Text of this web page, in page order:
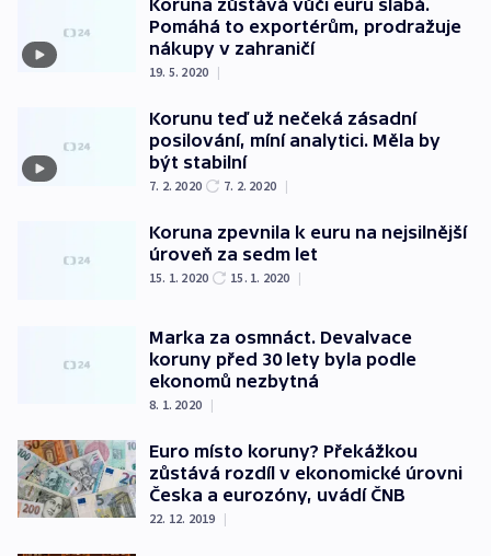
Koruna zůstává vůči euru slabá.
Pomáhá to exportérům, prodražuje
nákupy v zahraničí
19. 5. 2020 |
Korunu teď už nečeká zásadní
posilování, míní analytici. Měla by
být stabilní
7. 2. 2020 7. 2. 2020 |
Koruna zpevnila k euru na nejsilnější
úroveň za sedm let
15. 1. 2020 15. 1. 2020 |
Marka za osmnáct. Devalvace
koruny před 30 lety byla podle
ekonomů nezbytná
8. 1. 2020 |
Euro místo koruny? Překážkou
zůstává rozdíl v ekonomické úrovni
Česka a eurozóny, uvádí ČNB
22. 12. 2019 |